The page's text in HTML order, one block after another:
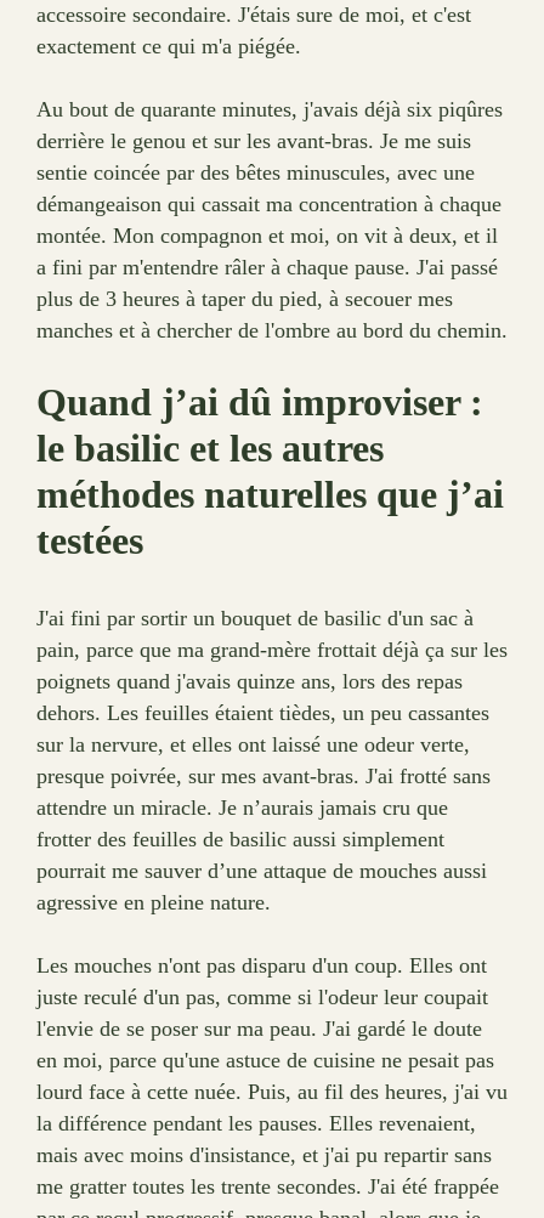
accessoire secondaire. J'étais sure de moi, et c'est
exactement ce qui m'a piégée.
Au bout de quarante minutes, j'avais déjà six piqûres
derrière le genou et sur les avant-bras. Je me suis
sentie coincée par des bêtes minuscules, avec une
démangeaison qui cassait ma concentration à chaque
montée. Mon compagnon et moi, on vit à deux, et il
a fini par m'entendre râler à chaque pause. J'ai passé
plus de 3 heures à taper du pied, à secouer mes
manches et à chercher de l'ombre au bord du chemin.
Quand j’ai dû improviser :
le basilic et les autres
méthodes naturelles que j’ai
testées
J'ai fini par sortir un bouquet de basilic d'un sac à
pain, parce que ma grand-mère frottait déjà ça sur les
poignets quand j'avais quinze ans, lors des repas
dehors. Les feuilles étaient tièdes, un peu cassantes
sur la nervure, et elles ont laissé une odeur verte,
presque poivrée, sur mes avant-bras. J'ai frotté sans
attendre un miracle. Je n’aurais jamais cru que
frotter des feuilles de basilic aussi simplement
pourrait me sauver d’une attaque de mouches aussi
agressive en pleine nature.
Les mouches n'ont pas disparu d'un coup. Elles ont
juste reculé d'un pas, comme si l'odeur leur coupait
l'envie de se poser sur ma peau. J'ai gardé le doute
en moi, parce qu'une astuce de cuisine ne pesait pas
lourd face à cette nuée. Puis, au fil des heures, j'ai vu
la différence pendant les pauses. Elles revenaient,
mais avec moins d'insistance, et j'ai pu repartir sans
me gratter toutes les trente secondes. J'ai été frappée